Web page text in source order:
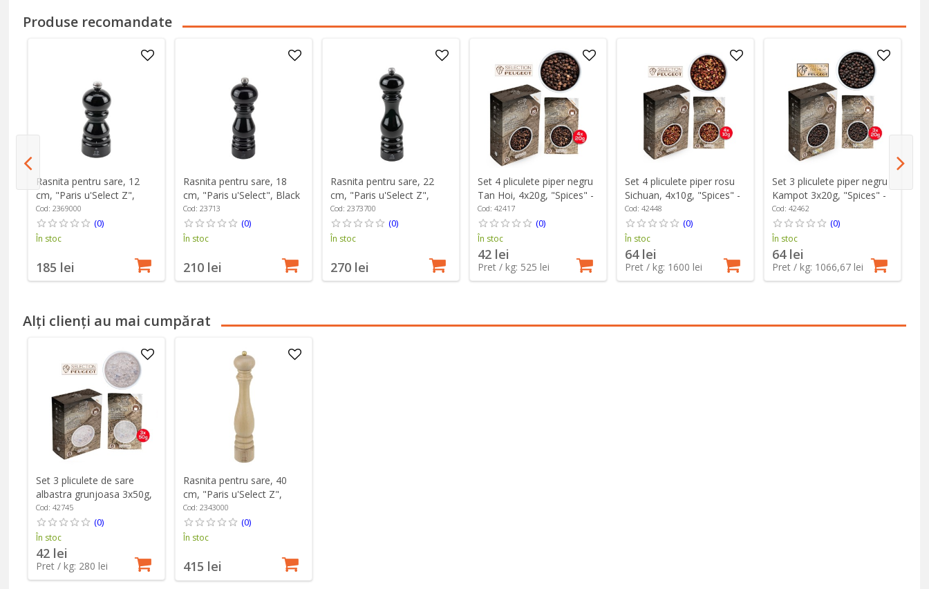
Produse recomandate
Rasnita pentru sare, 12
cm, "Paris u'Select Z",
Black Lacquered - Peugeot
Cod: 2369000
(0)
În stoc
185 lei
Rasnita pentru sare, 18
cm, "Paris u'Select", Black
Lacquered - Peugeot
Cod: 23713
(0)
În stoc
210 lei
Rasnita pentru sare, 22
cm, "Paris u'Select Z",
Black Lacquered - Peugeot
Cod: 2373700
(0)
În stoc
270 lei
Set 4 pliculete piper negru
Tan Hoi, 4x20g, "Spices" -
Peugeot
Cod: 42417
(0)
În stoc
42 lei
Pret / kg: 525 lei
Set 4 pliculete piper rosu
Sichuan, 4x10g, "Spices" -
Peugeot
Cod: 42448
(0)
În stoc
64 lei
Pret / kg: 1600 lei
Set 3 pliculete piper negru
Kampot 3x20g, "Spices" -
Peugeot
Cod: 42462
(0)
În stoc
64 lei
Pret / kg: 1066,67 lei
Alți clienți au mai cumpărat
Set 3 pliculete de sare
albastra grunjoasa 3x50g,
"Spices" - Peugeot
Cod: 42745
(0)
În stoc
42 lei
Pret / kg: 280 lei
Rasnita pentru sare, 40
cm, "Paris u'Select Z",
Natural - Peugeot
Cod: 2343000
(0)
În stoc
415 lei